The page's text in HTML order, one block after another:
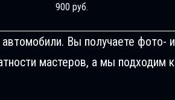
900 руб.
Вы получаете фото- и
мастеров, а мы подходим к